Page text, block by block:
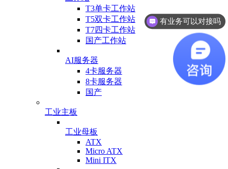
T3单卡工作站
T5双卡工作站
T7四卡工作站
国产工作站
AI服务器
4卡服务器
8卡服务器
国产
工业主板
工业母板
ATX
Micro ATX
Mini ITX
有业务可以对接吗
你们的工厂在哪里